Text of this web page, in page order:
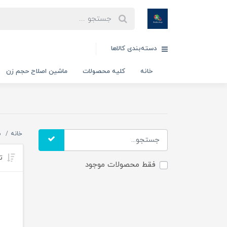
دسته‌بندی کالاها
خانه کلیه محصولات ماشین اصلاح حجم زن
فقط محصولات موجود
خانه